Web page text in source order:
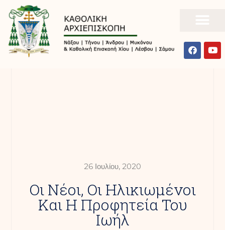
26 Ιουλίου, 2020
Οι Νέοι, Οι Ηλικιωμένοι
Και Η Προφητεία Του
Ιωήλ